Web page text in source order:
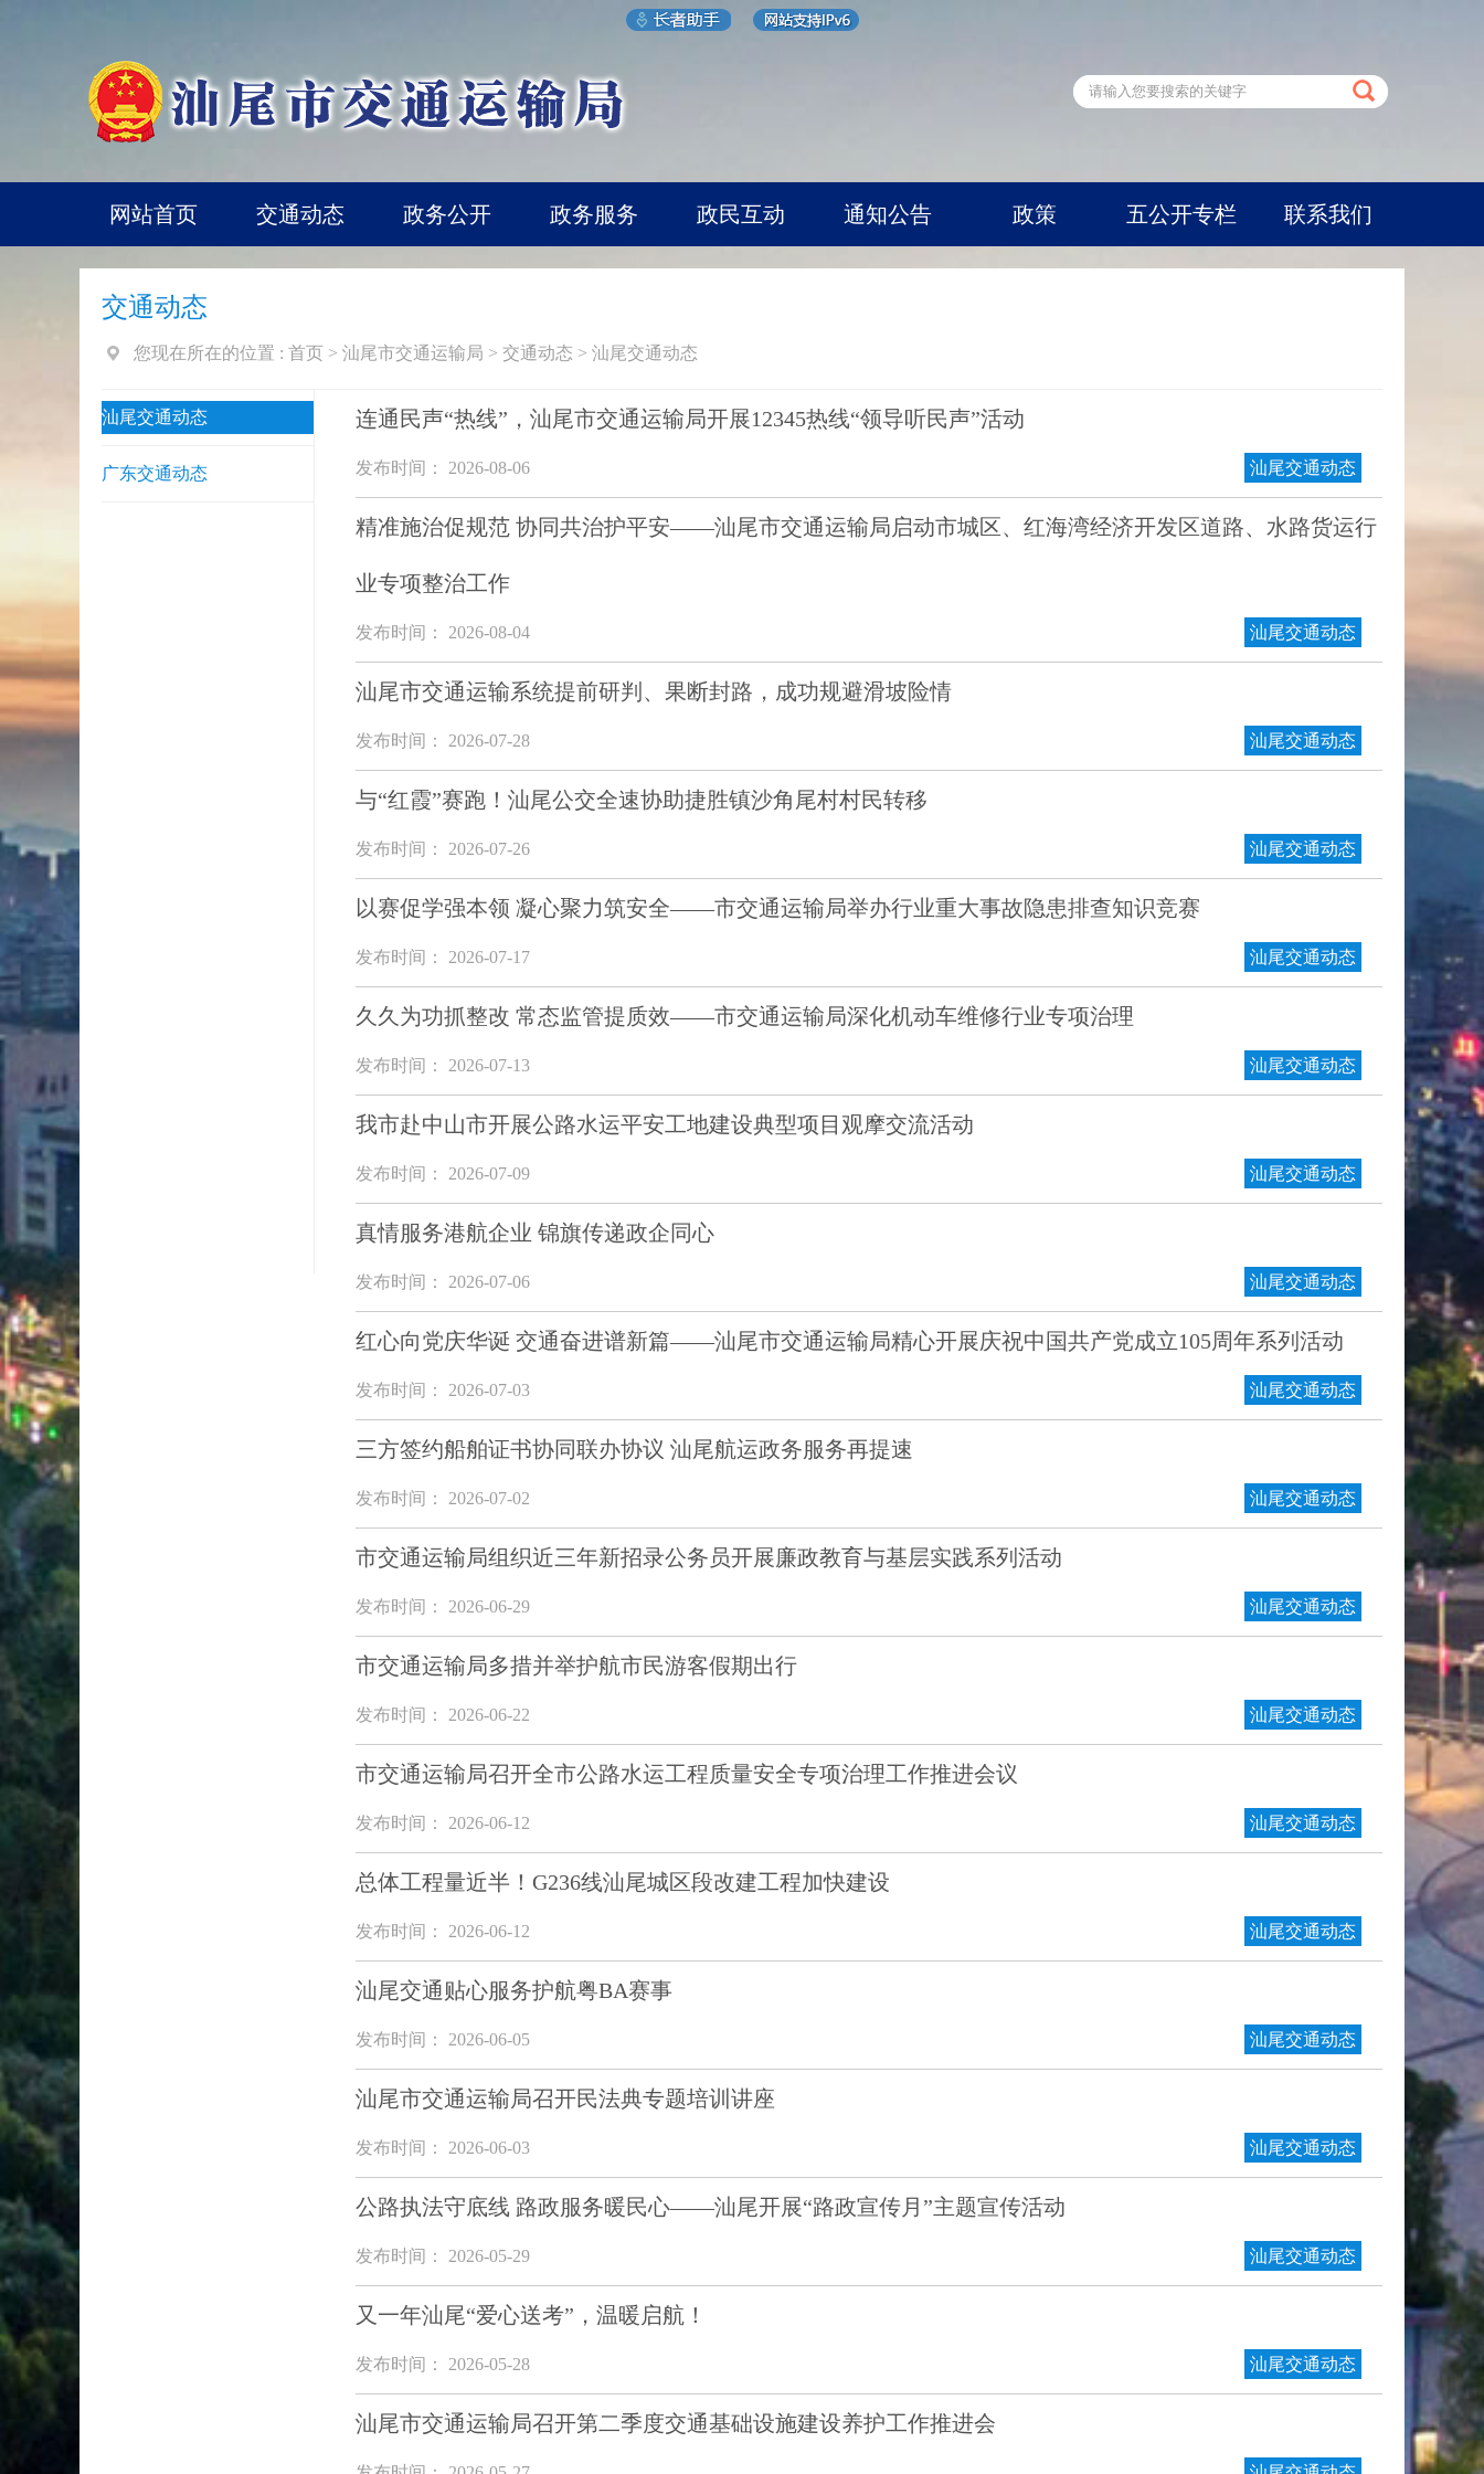
网站首页 交通动态 政务公开 政务服务 政民互动 通知公告 政策 五公开专栏 联系我们
交通动态
您现在所在的位置 : 首页 > 汕尾市交通运输局 > 交通动态 > 汕尾交通动态
汕尾交通动态
广东交通动态
连通民声“热线”，汕尾市交通运输局开展12345热线“领导听民声”活动
发布时间： 2026-08-06 汕尾交通动态
精准施治促规范 协同共治护平安——汕尾市交通运输局启动市城区、红海湾经济开发区道路、水路货运行
业专项整治工作
发布时间： 2026-08-04 汕尾交通动态
汕尾市交通运输系统提前研判、果断封路，成功规避滑坡险情
发布时间： 2026-07-28 汕尾交通动态
与“红霞”赛跑！汕尾公交全速协助捷胜镇沙角尾村村民转移
发布时间： 2026-07-26 汕尾交通动态
以赛促学强本领 凝心聚力筑安全——市交通运输局举办行业重大事故隐患排查知识竞赛
发布时间： 2026-07-17 汕尾交通动态
久久为功抓整改 常态监管提质效——市交通运输局深化机动车维修行业专项治理
发布时间： 2026-07-13 汕尾交通动态
我市赴中山市开展公路水运平安工地建设典型项目观摩交流活动
发布时间： 2026-07-09 汕尾交通动态
真情服务港航企业 锦旗传递政企同心
发布时间： 2026-07-06 汕尾交通动态
红心向党庆华诞 交通奋进谱新篇——汕尾市交通运输局精心开展庆祝中国共产党成立105周年系列活动
发布时间： 2026-07-03 汕尾交通动态
三方签约船舶证书协同联办协议 汕尾航运政务服务再提速
发布时间： 2026-07-02 汕尾交通动态
市交通运输局组织近三年新招录公务员开展廉政教育与基层实践系列活动
发布时间： 2026-06-29 汕尾交通动态
市交通运输局多措并举护航市民游客假期出行
发布时间： 2026-06-22 汕尾交通动态
市交通运输局召开全市公路水运工程质量安全专项治理工作推进会议
发布时间： 2026-06-12 汕尾交通动态
总体工程量近半！G236线汕尾城区段改建工程加快建设
发布时间： 2026-06-12 汕尾交通动态
汕尾交通贴心服务护航粤BA赛事
发布时间： 2026-06-05 汕尾交通动态
汕尾市交通运输局召开民法典专题培训讲座
发布时间： 2026-06-03 汕尾交通动态
公路执法守底线 路政服务暖民心——汕尾开展“路政宣传月”主题宣传活动
发布时间： 2026-05-29 汕尾交通动态
又一年汕尾“爱心送考”，温暖启航！
发布时间： 2026-05-28 汕尾交通动态
汕尾市交通运输局召开第二季度交通基础设施建设养护工作推进会